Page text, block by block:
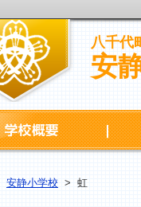
八千代
安
学校
安静小学校 > 虹